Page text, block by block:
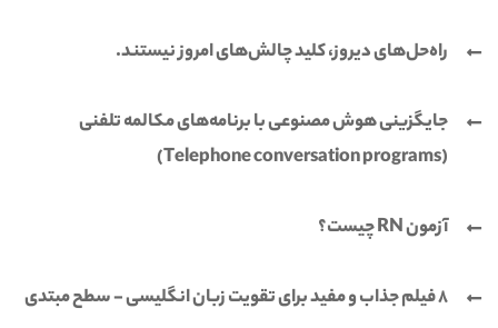
راه‌حل‌های دیروز، کلید چالش‌های امروز نیستند.
جایگزینی هوش مصنوعی با برنامه‌های مکالمه تلفنی
(Telephone conversation programs)
آزمون RN چیست؟
8 فیلم جذاب و مفید برای تقویت زبان انگلیسی - سطح مبتدی